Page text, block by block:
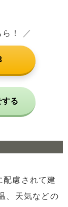
！ ／
する
配慮されて建
、天気などの